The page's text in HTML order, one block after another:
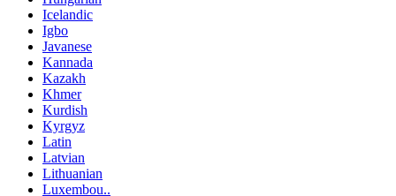
Icelandic
Igbo
Javanese
Kannada
Kazakh
Khmer
Kurdish
Kyrgyz
Latin
Latvian
Lithuanian
Luxembou..